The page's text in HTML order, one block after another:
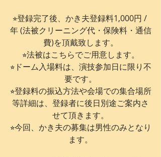
⭐︎登録完了後、かき夫登録料1,000円 /
年 (法被クリーニング代・保険料・通信
費)を頂戴致します。​
⭐︎法被はこちらでご用意します。​
⭐︎ドーム入場料は、演技参加日に限り不
要です。​
⭐︎登録料の振込方法や会場での集合場所
等詳細は、登録者に後日別途ご案内さ
せて頂きます。​
⭐︎今回、かき夫の募集は男性のみとなり
ます。